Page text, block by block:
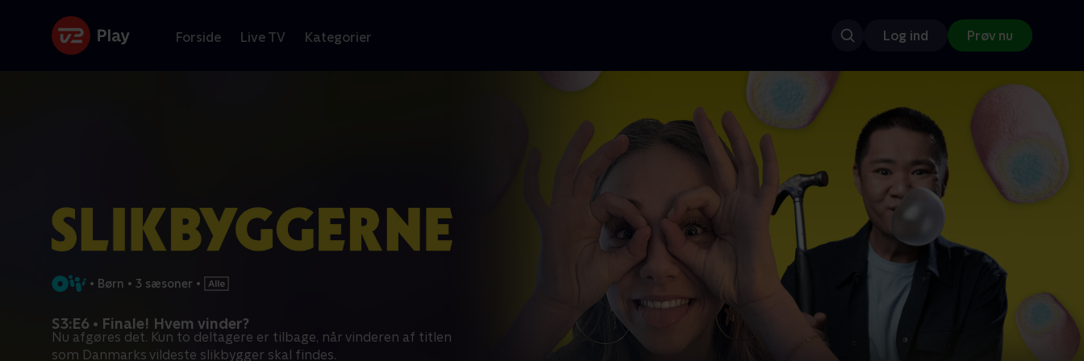
Forside Live TV Kategorier Log ind Prøv nu
• Børn • 3 sæsoner •
S3:E6 • Finale! Hvem vinder?
Nu afgøres det. Kun to deltagere er tilbage, når vinderen af titlen
som Danmarks vildeste slikbygger skal findes.